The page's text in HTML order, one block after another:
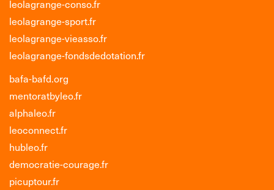
leolagrange-conso.fr
leolagrange-sport.fr
leolagrange-vieasso.fr
leolagrange-fondsdedotation.fr
bafa-bafd.org
mentoratbyleo.fr
alphaleo.fr
leoconnect.fr
hubleo.fr
democratie-courage.fr
picuptour.fr